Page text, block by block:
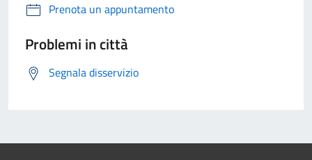
Prenota un appuntamento
Problemi in città
Segnala disservizio